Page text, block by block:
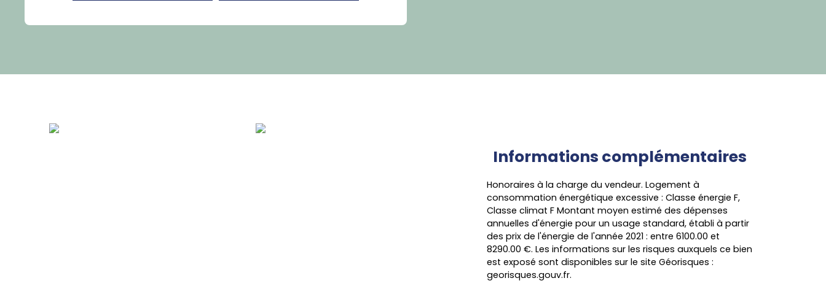
Informations complémentaires
Honoraires à la charge du vendeur. Logement à
consommation énergétique excessive : Classe énergie F,
Classe climat F Montant moyen estimé des dépenses
annuelles d'énergie pour un usage standard, établi à partir
des prix de l'énergie de l'année 2021 : entre 6100.00 et
8290.00 €. Les informations sur les risques auxquels ce bien
est exposé sont disponibles sur le site Géorisques :
georisques.gouv.fr.